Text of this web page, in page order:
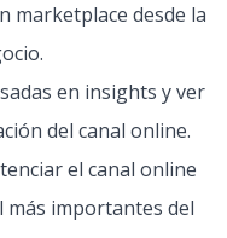
marketplace desde la
en insights y ver
del canal online.
el canal online
más importantes del